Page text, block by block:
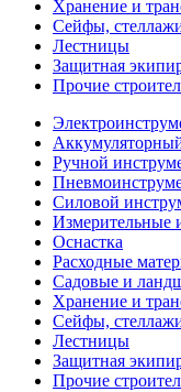
Хранение и
Сейфы,
Лестницы
Защитная
Прочие
Ручной
Силовой
Измерительные
Оснастка
Расходные
Садовые и
Хранение и
Сейфы,
Лестницы
Защитная
Прочие